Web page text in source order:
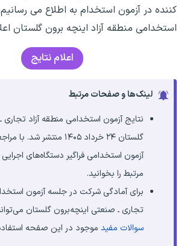
کننده در آزمون استخدام به اطلاع می
استخدامی منطقه آزاد اینچه برون گلستان
اعلام نتایج
لینک‌ها و صفحات مرتبط
نتایج آزمون استخدامی منطقه آزاد
گلستان ۲۴ خرداد ۱۴۰۵
آزمون استخدامی فراگیر دستگاه‌های
مرتبط را بخوانید.
برای آمادگی شرکت در جلسه آزمون
تجاری ـ صنعتی اینچه‌برون گلستان
سوالات مفید موجود در این صفحه